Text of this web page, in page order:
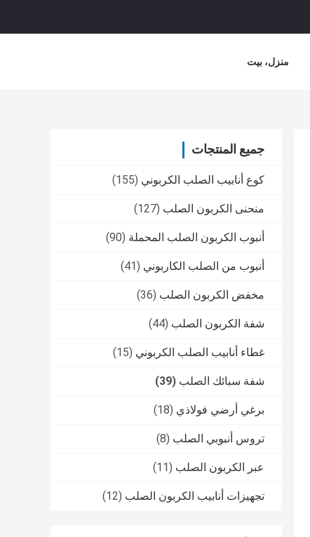
منزل، بيت
جميع المنتجات
كوع أنابيب الصلب الكربوني (155)
منحنى الكربون الصلب (127)
أنبوب الكربون الصلب المحملة (90)
أنبوب من الصلب الكاربوني (41)
مخفض الكربون الصلب (36)
شفة الكربون الصلب (44)
غطاء أنابيب الصلب الكربوني (15)
شفة سبائك الصلب (39)
برغي أرضي فولاذي (18)
تروس أنبوبي الصلب (8)
عبر الكربون الصلب (11)
تجهيزات أنابيب الكربون الصلب (12)